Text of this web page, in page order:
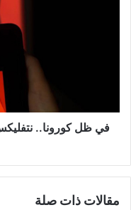
مجانًا
علىفي ظل كورونا..
مقالات ذات صلة